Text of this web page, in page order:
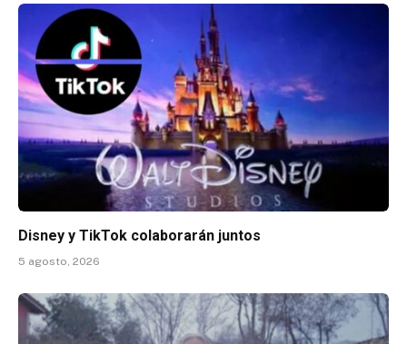
Disney y TikTok colaborarán juntos
5 agosto, 2026